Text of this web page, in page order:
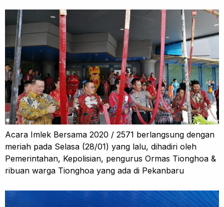
Acara Imlek Bersama 2020 / 2571 berlangsung dengan
meriah pada Selasa (28/01) yang lalu, dihadiri oleh
Pemerintahan, Kepolisian, pengurus Ormas Tionghoa &
ribuan warga Tionghoa yang ada di Pekanbaru